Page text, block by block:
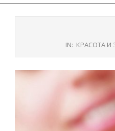
Navigation
IN: КРАСОТА И